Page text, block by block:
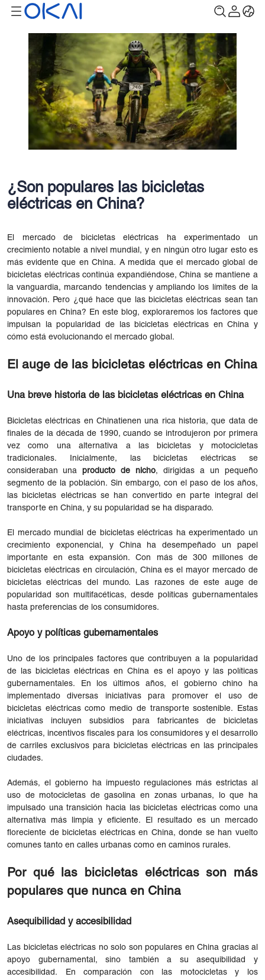
¿Son populares las bicicletas
eléctricas en China?
El mercado de bicicletas eléctricas ha experimentado un
crecimiento notable a nivel mundial, y en ningún otro lugar esto es
más evidente que en China. A medida que el mercado global de
bicicletas eléctricas continúa expandiéndose, China se mantiene a
la vanguardia, marcando tendencias y ampliando los límites de la
innovación. Pero ¿qué hace que las bicicletas eléctricas sean tan
populares en China? En este blog, exploraremos los factores que
impulsan la popularidad de las bicicletas eléctricas en China y
cómo está evolucionando el mercado global.
El auge de las bicicletas eléctricas en China
Una breve historia de las bicicletas eléctricas en China
Bicicletas eléctricas en Chinatienen una rica historia, que data de
finales de la década de 1990, cuando se introdujeron por primera
vez como una alternativa a las bicicletas y motocicletas
tradicionales. Inicialmente, las bicicletas eléctricas se
consideraban una producto de nicho, dirigidas a un pequeño
segmento de la población. Sin embargo, con el paso de los años,
las bicicletas eléctricas se han convertido en parte integral del
transporte en China, y su popularidad se ha disparado.
El mercado mundial de bicicletas eléctricas ha experimentado un
crecimiento exponencial, y China ha desempeñado un papel
importante en esta expansión. Con más de 300 millones de
bicicletas eléctricas en circulación, China es el mayor mercado de
bicicletas eléctricas del mundo. Las razones de este auge de
popularidad son multifacéticas, desde políticas gubernamentales
hasta preferencias de los consumidores.
Apoyo y políticas gubernamentales
Uno de los principales factores que contribuyen a la popularidad
de las bicicletas eléctricas en China es el apoyo y las políticas
gubernamentales. En los últimos años, el gobierno chino ha
implementado diversas iniciativas para promover el uso de
bicicletas eléctricas como medio de transporte sostenible. Estas
iniciativas incluyen subsidios para fabricantes de bicicletas
eléctricas, incentivos fiscales para los consumidores y el desarrollo
de carriles exclusivos para bicicletas eléctricas en las principales
ciudades.
Además, el gobierno ha impuesto regulaciones más estrictas al
uso de motocicletas de gasolina en zonas urbanas, lo que ha
impulsado una transición hacia las bicicletas eléctricas como una
alternativa más limpia y eficiente. El resultado es un mercado
floreciente de bicicletas eléctricas en China, donde se han vuelto
comunes tanto en calles urbanas como en caminos rurales.
Por qué las bicicletas eléctricas son más
populares que nunca en China
Asequibilidad y accesibilidad
Las bicicletas eléctricas no solo son populares en China gracias al
apoyo gubernamental, sino también a su asequibilidad y
accesibilidad. En comparación con las motocicletas y los